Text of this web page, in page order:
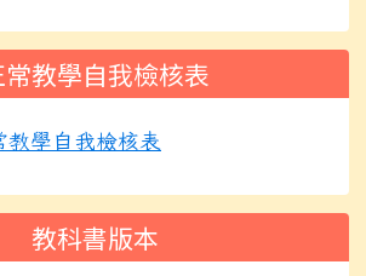
常教學自我檢核表
教學自我檢核表
教科書版本